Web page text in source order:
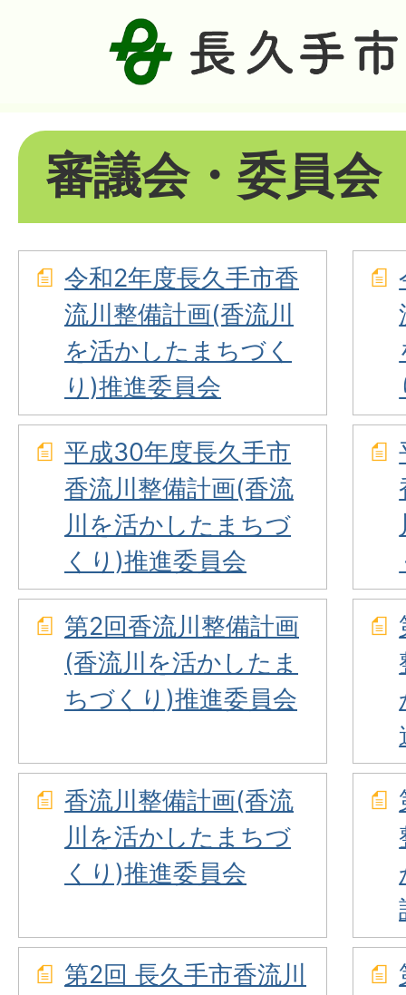
審議会・委員会
令和2年度長久手市香
流川整備計画(香流川
を活かしたまちづく
り)推進委員会
平成30年度長久手市
香流川整備計画(香流
川を活かしたまちづ
くり)推進委員会
第2回香流川整備計画
(香流川を活かしたま
ちづくり)推進委員会
香流川整備計画(香流
川を活かしたまちづ
くり)推進委員会
第2回 長久手市香流川